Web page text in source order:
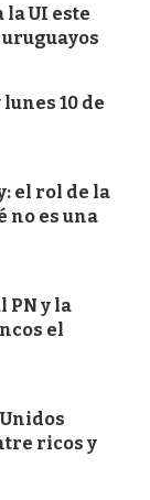
UI este
uruguayos
10 de
el rol de la
no es una
PN y la
el
ricos y